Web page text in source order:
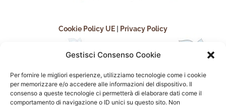
Gestisci Consenso Cookie
Per fornire le migliori esperienze, utilizziamo tecnologie come i cookie
per memorizzare e/o accedere alle informazioni del dispositivo. Il
consenso a queste tecnologie ci permetterà di elaborare dati come il
comportamento di navigazione o ID unici su questo sito. Non
Cookie Policy UE Privacy Policy